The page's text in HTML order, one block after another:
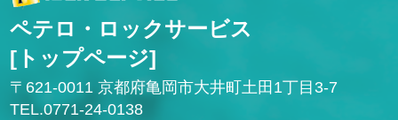
ペテロ・ロックサービス
[トップページ]
〒621-0011 京都府亀岡市大井町土田1丁目3-7
TEL.0771-24-0138